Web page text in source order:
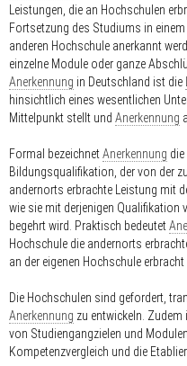
Leistungen, die an Hochschulen
Fortsetzung des Studiums in
anderen Hochschule anerkannt
einzelne Module oder ganze
Anerkennung in Deutschland ist die
hinsichtlich eines wesentlichen
Mittelpunkt stellt und Anerkennung
Formal bezeichnetAnerkennung
Bildungsqualifikation, der von der
andernorts erbrachte Leistung mit
wie sie mit derjenigen Qualifikation
begehrt wird. Praktisch bedeutet
Hochschule die andernorts
an der eigenen Hochschule erbracht
Die Hochschulen sind gefordert,
Anerkennung zu entwickeln.
von Studiengangzielen und
Kompetenzvergleich und die